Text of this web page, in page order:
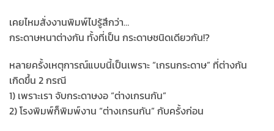
เคยไหมสั่งงานพิมพ์ไปรู้สึกว่า…
กระดาษหนาต่างกัน ทั้งที่เป็น กระดาษชนิดเดียวกัน!?
หลายครั้งเหตุการณ์แบบนี้เป็นเพราะ “เกรนกระดาษ” ที่ต่างกัน
เกิดขึ้น 2 กรณี
1) เพราะเรา จับกระดาษงอ “ต่างเกรนกัน”
2) โรงพิมพ์ก็พิมพ์งาน “ต่างเกรนกัน” กับครั้งก่อน